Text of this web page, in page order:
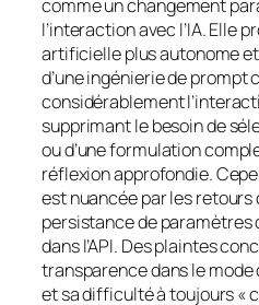
comme un changement
l’interaction avec l’IA. Elle
artificielle plus autonome
d’une ingénierie deprompt
considérablement
supprimant le besoin de
ou d’une formulation
réflexion approfondie.
est nuancée par les
persistance de paramètres
dans l’API. Des plaintes
transparence dans le mode
et sa difficulté à toujours «